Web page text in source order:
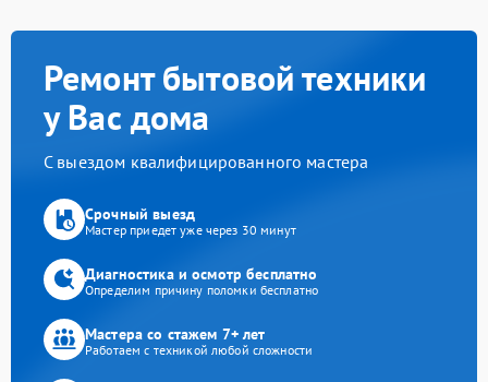
Ремонт бытовой техники
у Вас дома
С выездом квалифицированного мастера
Срочный выезд
Мастер приедет уже через 30 минут
Диагностика и осмотр бесплатно
Определим причину поломки бесплатно
Мастера со стажем 7+ лет
Работаем с техникой любой сложности